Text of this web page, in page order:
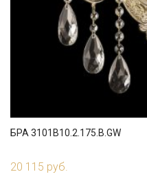
БРА 3101B10.2.175.B.GW
20 115 руб.